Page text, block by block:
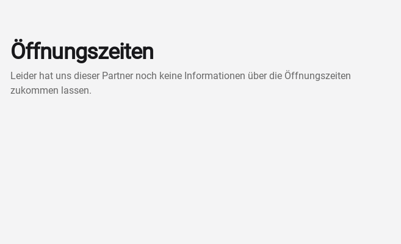
Öffnungszeiten
Leider hat uns dieser Partner noch keine Informationen über die Öffnungszeiten
zukommen lassen.